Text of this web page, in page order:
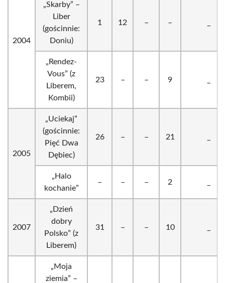
2004
„Skarby” –
Liber
(gościnnie:
Doniu)
1 12 – –
„Rendez-
Vous” (z
Liberem,
Kombii)
23 – – 9
2005
„Uciekaj”
(gościnnie:
Pięć Dwa
Dębiec)
26 – – 21
„Halo
kochanie”
– – – 2
2007
„Dzień
dobry
Polsko” (z
Liberem)
31 – – 10
„Moja
ziemia” –